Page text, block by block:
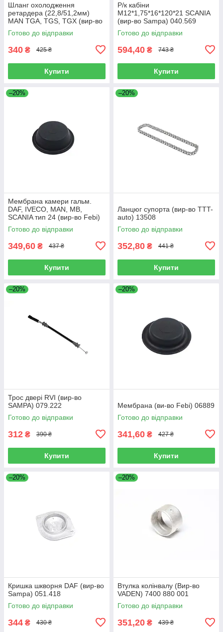
Шланг охолодження
ретардера (22,8/51,2мм)
MAN TGA, TGS, TGX (вир-во
Sampa) 023.258
Готово до відправки
340 ₴ 425 ₴
Купити
Р/к кабіни
M12*1,75*16*120*21 SCANIA
(вир-во Sampa) 040.569
Готово до відправки
594,40 ₴ 743 ₴
Купити
–20%
Мембрана камери гальм.
DAF, IVECO, MAN, MB,
SCANIA тип 24 (вир-во Febi)
07103
Готово до відправки
349,60 ₴ 437 ₴
Купити
–20%
Ланцюг супорта (вир-во TTT-
auto) 13508
Готово до відправки
352,80 ₴ 441 ₴
Купити
–20%
Трос двері RVI (вир-во
SAMPA) 079.222
Готово до відправки
312 ₴ 390 ₴
Купити
–20%
Мембрана (ви-во Febi) 06889
Готово до відправки
341,60 ₴ 427 ₴
Купити
–20%
Кришка шкворня DAF (вир-во
Sampa) 051.418
Готово до відправки
344 ₴ 430 ₴
–20%
Втулка колінвалу (Вир-во
VADEN) 7400 880 001
Готово до відправки
351,20 ₴ 439 ₴